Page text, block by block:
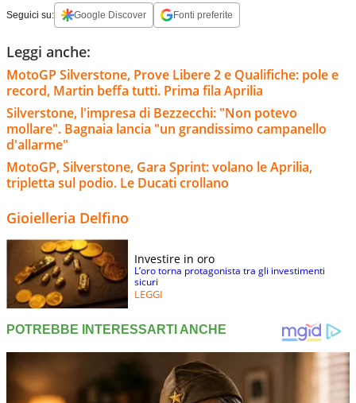
Seguici su: Google Discover Fonti preferite
Leggi anche:
MotoGP Silverstone, Prove Libere 2 e Qualifiche: pole e
record, Martin beffa tutti. Prima fila Aprilia
Silverstone, l'impresa di Bezzecchi: "Non potevo
mollare". Bagnaia lancia "un grandissimo campanello
d'allarme"
MotoGP, Silverstone, Gara Sprint: volano le Aprilia,
tripletta sul podio. Le Ducati crollano
Gioielleria Delfino
Investire in oro
L’oro torna protagonista tra gli investimenti
sicuri
LEGGI